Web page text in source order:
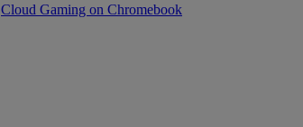
Cloud Gaming on Chromebook